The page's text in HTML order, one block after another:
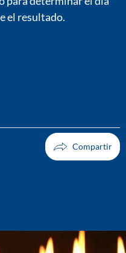
el resultado.